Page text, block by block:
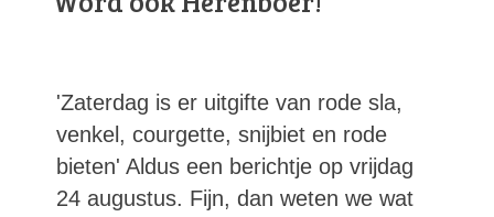
'Zaterdag is er uitgifte van rode sla,
venkel, courgette, snijbiet en rode
bieten' Aldus een berichtje op vrijdag
24 augustus. Fijn, dan weten we wat